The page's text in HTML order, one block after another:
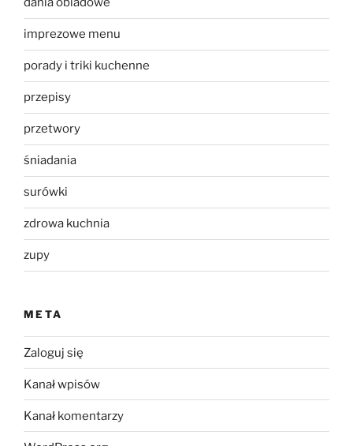
imprezowe menu
porady i triki kuchenne
przepisy
przetwory
śniadania
surówki
zdrowa kuchnia
zupy
META
Zaloguj się
Kanał wpisów
Kanał komentarzy